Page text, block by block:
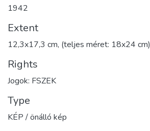
1942
Extent
12,3x17,3 cm, (teljes méret: 18x24 cm)
Rights
Jogok: FSZEK
Type
KÉP / önálló kép